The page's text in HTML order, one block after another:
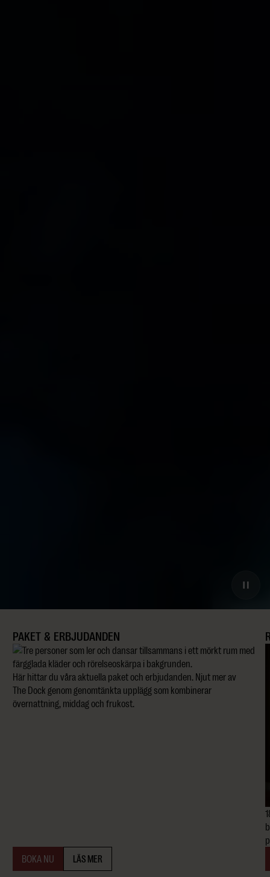
PAKET & ERBJUDANDEN
Här hittar du våra aktuella paket och erbjudanden. Njut mer av
The Dock genom genomtänkta upplägg som kombinerar
övernattning, middag och frukost.
BOKA NU LÄS MER